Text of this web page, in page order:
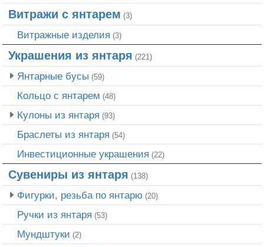
Витражи с янтарем (3)
Витражные изделия (3)
Украшения из янтаря (221)
Янтарные бусы (59)
Кольцо с янтарем (48)
Кулоны из янтаря (93)
Браслеты из янтаря (54)
Инвестиционные украшения (22)
Сувениры из янтаря (138)
Фигурки, резьба по янтарю (20)
Ручки из янтаря (53)
Мундштуки (2)